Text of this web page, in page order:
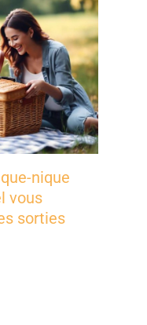
nique
vous
sorties